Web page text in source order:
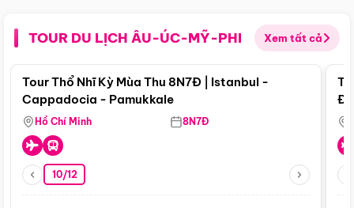
TOUR DU LỊCH ÂU-ÚC-MỸ-PHI Xem tất cả
Điểm nổi bật
Tour Thổ Nhĩ Kỳ Mùa Thu 8N7Đ | Istanbul -
Cappadocia - Pamukkale
Hồ Chí Minh 8N7Đ
10/12